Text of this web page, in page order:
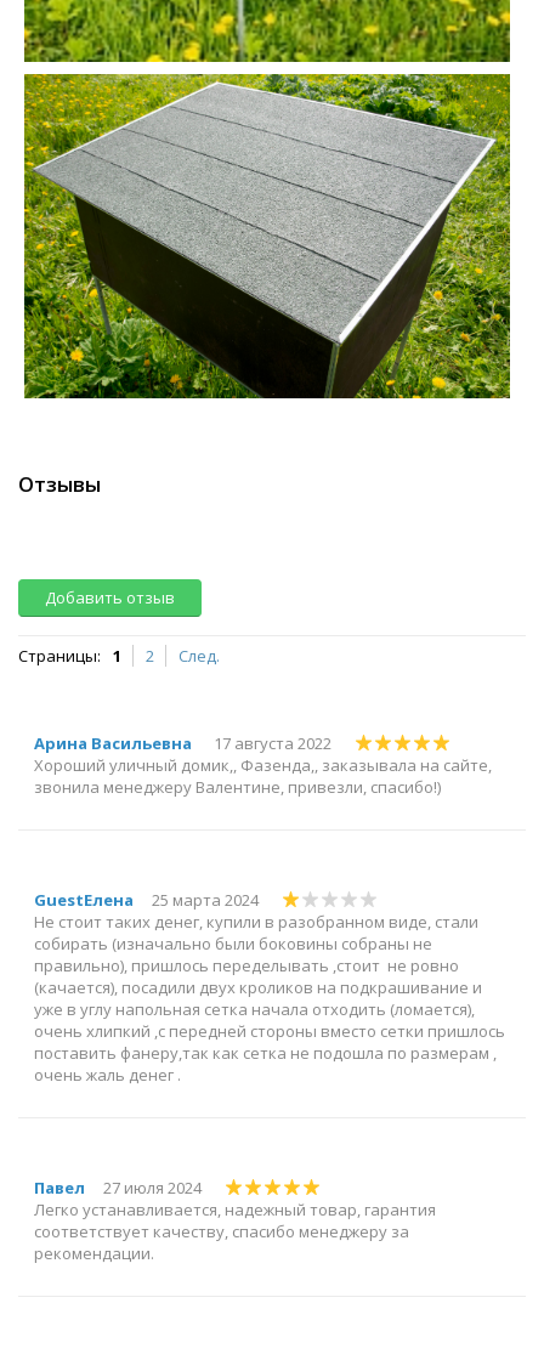
Отзывы
Добавить отзыв
Страницы: 1 2 След.
Арина Васильевна
17 августа 2022
Хороший уличный домик,, Фазенда,, заказывала на сайте,
звонила менеджеру Валентине, привезли, спасибо!)
GuestЕлена
25 марта 2024
Не стоит таких денег, купили в разобранном виде, стали
собирать (изначально были боковины собраны не
правильно), пришлось переделывать ,стоит не ровно
(качается), посадили двух кроликов на подкрашивание и
уже в углу напольная сетка начала отходить (ломается),
очень хлипкий ,с передней стороны вместо сетки пришлось
поставить фанеру,так как сетка не подошла по размерам ,
очень жаль денег .
Павел
27 июля 2024
Легко устанавливается, надежный товар, гарантия
соответствует качеству, спасибо менеджеру за
рекомендации.